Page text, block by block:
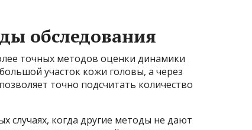
обследования
точных методов оценки динамики
участок кожи головы, а через
точно подсчитать количество
случаях, когда другие методы не дают